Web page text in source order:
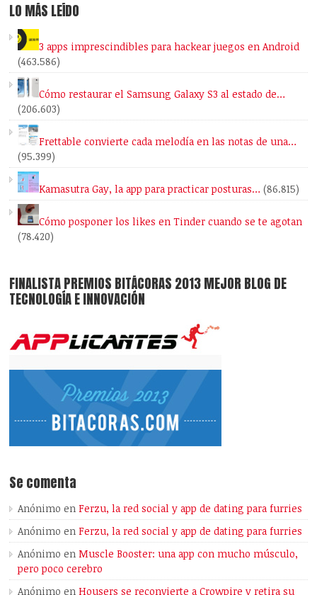
LO MÁS LEÍDO
3 apps imprescindibles para hackear juegos en Android
(463.586)
Cómo restaurar el Samsung Galaxy S3 al estado de…
(206.603)
Frettable convierte cada melodía en las notas de una…
(95.399)
Kamasutra Gay, la app para practicar posturas… (86.815)
Cómo posponer los likes en Tinder cuando se te agotan
(78.420)
FINALISTA PREMIOS BITÁCORAS 2013 MEJOR BLOG DE
TECNOLOGÍA E INNOVACIÓN
Se comenta
Anónimo enFerzu, la red social y app de dating para furries
Anónimo enFerzu, la red social y app de dating para furries
Anónimo enMuscle Booster: una app con mucho músculo,
pero poco cerebro
Anónimo enHousers se reconvierte a Crowpire y retira su